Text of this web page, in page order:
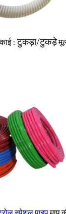
:टुकड़ा/टुकड़े